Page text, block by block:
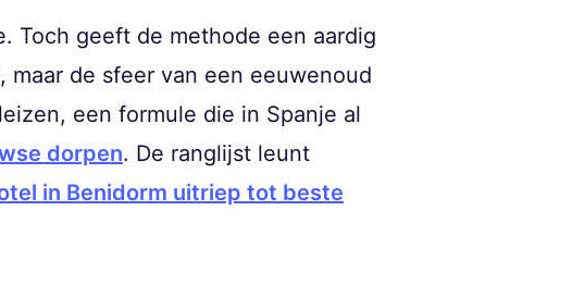
Toch geeft de methode een aardig
de sfeer van een eeuwenoud
een formule die in Spanje al
dorpen. De ranglijst leunt
in Benidorm uitriep tot beste